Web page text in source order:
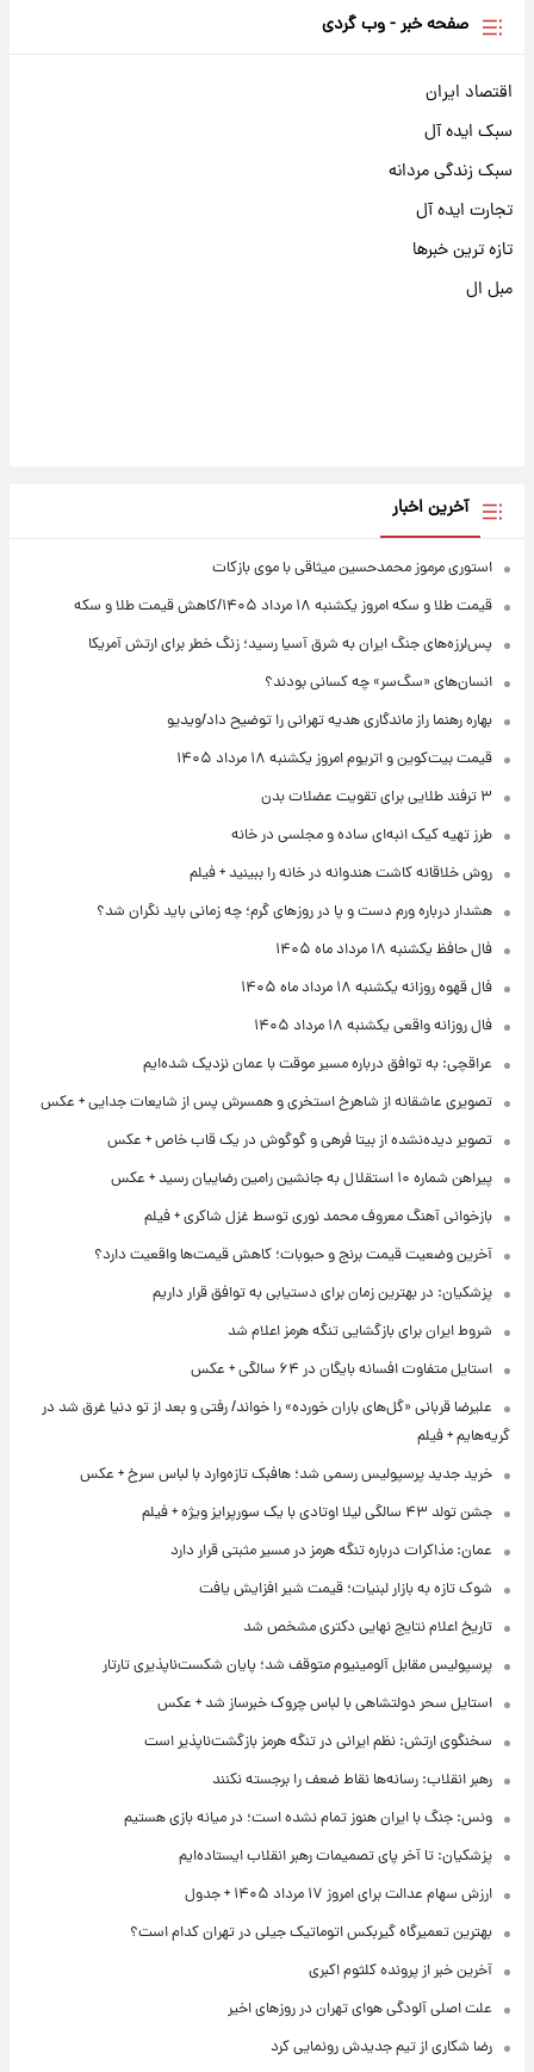
صفحه خبر - وب گردی
اقتصاد ایران
سبک ایده آل
سبک زندگی مردانه
تجارت ایده آل
تازه ترین خبرها
مبل ال
آخرین اخبار
استوری مرموز محمدحسین میثاقی با موی بازکات
قیمت طلا و سکه امروز یکشنبه ۱۸ مرداد ۱۴۰۵/کاهش قیمت طلا و سکه
پس‌لرزه‌های جنگ ایران به شرق آسیا رسید؛ زنگ خطر برای ارتش آمریکا
انسان‌های «سگ‌سر» چه کسانی بودند؟
بهاره رهنما راز ماندگاری هدیه تهرانی را توضیح داد/ویدیو
قیمت بیت‌کوین و اتریوم امروز یکشنبه ۱۸ مرداد ۱۴۰۵
۳ ترفند طلایی برای تقویت عضلات بدن
طرز تهیه کیک انبه‌ای ساده و مجلسی در خانه
روش خلاقانه کاشت هندوانه در خانه را ببینید + فیلم
هشدار درباره ورم دست و پا در روزهای گرم؛ چه زمانی باید نگران شد؟
فال حافظ یکشنبه ۱۸ مرداد ماه ۱۴۰۵
فال قهوه روزانه یکشنبه ۱۸ مرداد ماه ۱۴۰۵
فال روزانه واقعی یکشنبه ۱۸ مرداد ۱۴۰۵
عراقچی: به توافق درباره مسیر موقت با عمان نزدیک شده‌ایم
تصویری عاشقانه از شاهرخ استخری و همسرش پس از شایعات جدایی + عکس
تصویر دیده‌نشده از بیتا فرهی و گوگوش در یک قاب خاص + عکس
پیراهن شماره ۱۰ استقلال به جانشین رامین رضاییان رسید + عکس
بازخوانی آهنگ معروف محمد نوری توسط غزل شاکری + فیلم
آخرین وضعیت قیمت برنج و حبوبات؛ کاهش قیمت‌ها واقعیت دارد؟
پزشکیان: در بهترین زمان برای دستیابی به توافق قرار داریم
شروط ایران برای بازگشایی تنگه هرمز اعلام شد
استایل متفاوت افسانه بایگان در ۶۴ سالگی + عکس
علیرضا قربانی «گل‌های باران خورده» را خواند/ رفتی و بعد از تو دنیا غرق شد در
گریه‌هایم + فیلم
خرید جدید پرسپولیس رسمی شد؛ هافبک تازه‌وارد با لباس سرخ + عکس
جشن تولد ۴۳ سالگی لیلا اوتادی با یک سورپرایز ویژه + فیلم
عمان: مذاکرات درباره تنگه هرمز در مسیر مثبتی قرار دارد
شوک تازه به بازار لبنیات؛ قیمت شیر افزایش یافت
تاریخ اعلام نتایج نهایی دکتری مشخص شد
پرسپولیس مقابل آلومینیوم متوقف شد؛ پایان شکست‌ناپذیری تارتار
استایل سحر دولتشاهی با لباس چروک خبرساز شد + عکس
سخنگوی ارتش: نظم ایرانی در تنگه هرمز بازگشت‌ناپذیر است
رهبر انقلاب: رسانه‌ها نقاط ضعف را برجسته نکنند
ونس: جنگ با ایران هنوز تمام نشده است؛ در میانه بازی هستیم
پزشکیان: تا آخر پای تصمیمات رهبر انقلاب ایستاده‌ایم
ارزش سهام عدالت برای امروز ۱۷ مرداد ۱۴۰۵ + جدول
بهترین تعمیرگاه گیربکس اتوماتیک جیلی در تهران کدام است؟
آخرین خبر از پرونده کلثوم اکبری
علت اصلی آلودگی هوای تهران در روزهای اخیر
رضا شکاری از تیم جدیدش رونمایی کرد